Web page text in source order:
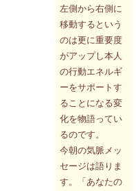
左側から右側に
移動するという
のは更に重要度
がアップし本人
の行動エネルギ
ーをサポートす
ることになる変
化を物語ってい
るのです。
今朝の気脈メッ
セージは語りま
す。「あなたの